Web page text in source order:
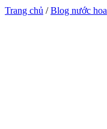
Trang chủ /Blog nước hoa